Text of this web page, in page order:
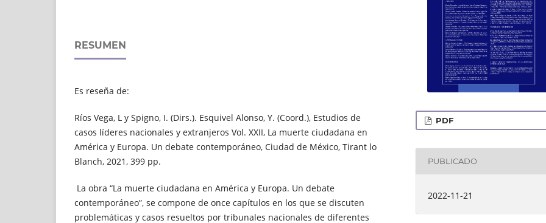
RESUMEN
Es reseña de:
Ríos Vega, L y Spigno, I. (Dirs.). Esquivel Alonso, Y. (Coord.), Estudios de
casos líderes nacionales y extranjeros Vol. XXII, La muerte ciudadana en
América y Europa. Un debate contemporáneo, Ciudad de México, Tirant lo
Blanch, 2021, 399 pp.
La obra “La muerte ciudadana en América y Europa. Un debate
contemporáneo”, se compone de once capítulos en los que se discuten
problemáticas y casos resueltos por tribunales nacionales de diferentes
PDF
PUBLICADO
2022-11-21